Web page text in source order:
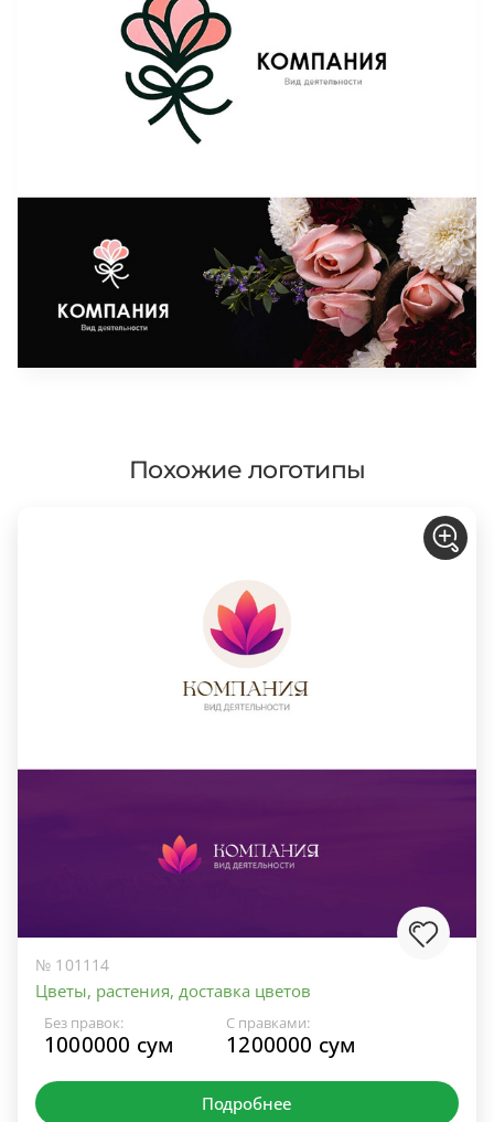
Похожие логотипы
№ 101114
Цветы, растения, доставка цветов
Без правок:
1000000 сум
С правками:
1200000 сум
Подробнее